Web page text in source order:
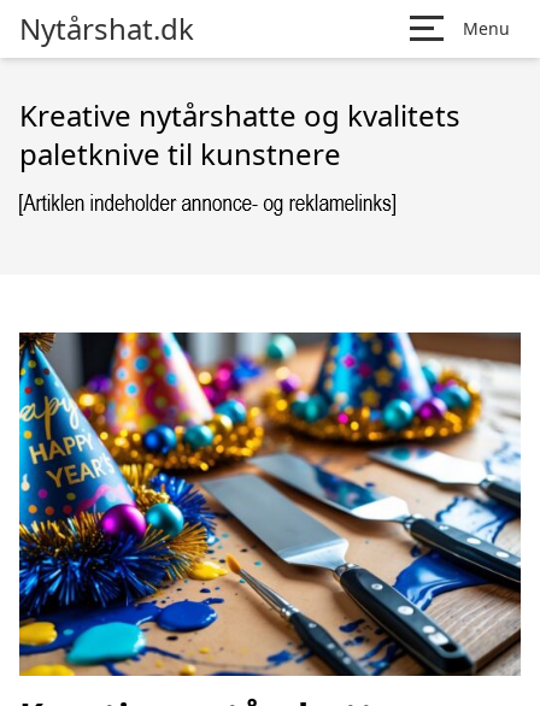
Nytårshat.dk Menu
Kreative nytårshatte og kvalitets
paletknive til kunstnere